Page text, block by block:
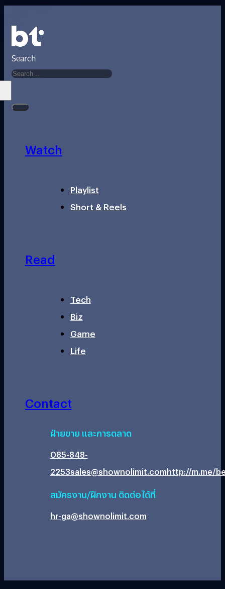
Search
Watch
Playlist
Short & Reels
Read
Tech
Biz
Game
Life
Contact
ฝ่ายขาย และการตลาด
085-848-
2253sales@shownolimit.comhttp://m.me/
สมัครงาน/ฝึกงาน ติดต่อได้ที่
hr-ga@shownolimit.com